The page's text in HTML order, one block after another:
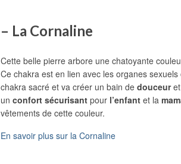
– La Cornaline
Cette belle pierre arbore une chatoyante
Ce chakra est en lien avec les organes sexuels
chakra sacré et va créer un bain de douceuret
un confort sécurisant pour l’enfant et la
vêtements de cette couleur.
En savoir plus sur la Cornaline